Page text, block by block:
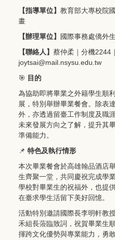
【指導單位】 教育部大專校院
畫
【辦理單位】
國際事務處僑外
【聯絡人】 蔡仲柔｜分機2244
joytsai@mail.nsysu.edu.tw
🎯 目的
為協助即將畢業之外籍學生順
展，特別舉辦畢業餐會。除表
外，亦透過留臺工作制度及職
未來發展方向之了解，提升其
準備能力。
📌 特色及執行情形
本次畢業餐會於高雄翰品酒店
生齊聚一堂，共同慶祝完成學
學校對畢業生的祝福外，也提
在臺求學生活留下美好回憶。
活動特別邀請國際長李明軒教
禾組長蒞臨致詞，祝賀畢業生
揮跨文化優勢與專業能力，勇